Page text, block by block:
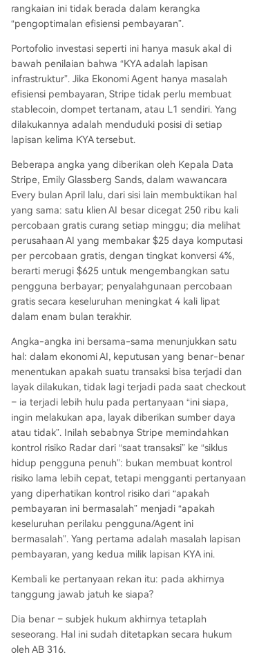
rangkaian ini tidak berada dalam kerangka
“pengoptimalan efisiensi pembayaran”.
Portofolio investasi seperti ini hanya masuk akal di
bawah penilaian bahwa “KYA adalah lapisan
infrastruktur”. Jika Ekonomi Agent hanya masalah
efisiensi pembayaran, Stripe tidak perlu membuat
stablecoin, dompet tertanam, atau L1 sendiri. Yang
dilakukannya adalah menduduki posisi di setiap
lapisan kelima KYA tersebut.
Beberapa angka yang diberikan oleh Kepala Data
Stripe, Emily Glassberg Sands, dalam wawancara
Every bulan April lalu, dari sisi lain membuktikan hal
yang sama: satu klien AI besar dicegat 250 ribu kali
percobaan gratis curang setiap minggu; dia melihat
perusahaan AI yang membakar $25 daya komputasi
per percobaan gratis, dengan tingkat konversi 4%,
berarti merugi $625 untuk mengembangkan satu
pengguna berbayar; penyalahgunaan percobaan
gratis secara keseluruhan meningkat 4 kali lipat
dalam enam bulan terakhir.
Angka-angka ini bersama-sama menunjukkan satu
hal: dalam ekonomi AI, keputusan yang benar-benar
menentukan apakah suatu transaksi bisa terjadi dan
layak dilakukan, tidak lagi terjadi pada saat checkout
– ia terjadi lebih hulu pada pertanyaan “ini siapa,
ingin melakukan apa, layak diberikan sumber daya
atau tidak”. Inilah sebabnya Stripe memindahkan
kontrol risiko Radar dari “saat transaksi” ke “siklus
hidup pengguna penuh”: bukan membuat kontrol
risiko lama lebih cepat, tetapi mengganti pertanyaan
yang diperhatikan kontrol risiko dari “apakah
pembayaran ini bermasalah” menjadi “apakah
keseluruhan perilaku pengguna/Agent ini
bermasalah”. Yang pertama adalah masalah lapisan
pembayaran, yang kedua milik lapisan KYA ini.
Kembali ke pertanyaan rekan itu: pada akhirnya
tanggung jawab jatuh ke siapa?
Dia benar – subjek hukum akhirnya tetaplah
seseorang. Hal ini sudah ditetapkan secara hukum
oleh AB 316.